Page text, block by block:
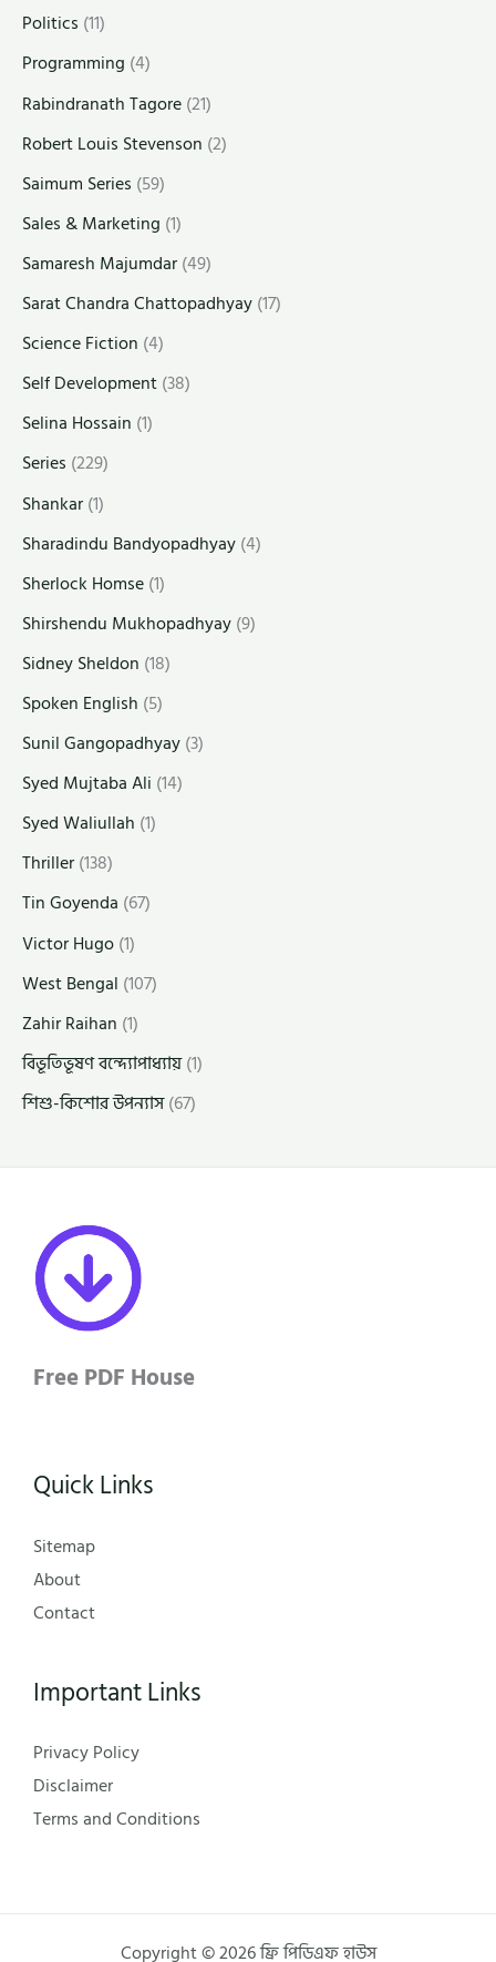
Politics (11)
Programming (4)
Rabindranath Tagore(21)
Robert Louis Stevenson (2)
Saimum Series (59)
Sales & Marketing (1)
Samaresh Majumdar(49)
Sarat Chandra Chattopadhyay(17)
Science Fiction (4)
Self Development(38)
Selina Hossain (1)
Series (229)
Shankar(1)
Sharadindu Bandyopadhyay(4)
Sherlock Homse(1)
Shirshendu Mukhopadhyay(9)
Sidney Sheldon (18)
Spoken English (5)
Sunil Gangopadhyay(3)
Syed Mujtaba Ali (14)
Syed Waliullah (1)
Thriller(138)
Tin Goyenda (67)
Victor Hugo(1)
West Bengal (107)
Zahir Raihan (1)
বিভূতিভূষণ বন্দ্যোপাধ্যায়(1)
শিশু-কিশোর উপন্যাস(67)
Free PDF House
Quick Links
Sitemap
About
Contact
Important Links
Privacy Policy
Disclaimer
Terms and Conditions
Copyright © 2026 ফ্রি পিডিএফ হাউস